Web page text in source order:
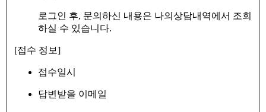
로그인 후, 문의하신 내용은 나의상담내역에서 조회
하실 수 있습니다.
[접수 정보]
접수일시
답변받을 이메일